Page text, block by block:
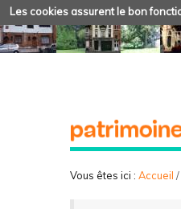
Les cookies assurent le bon
Vous êtes ici : Accueil /